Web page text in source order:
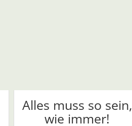
Alles muss so sein,
wie immer!